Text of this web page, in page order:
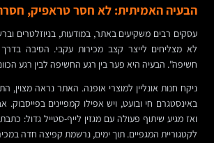
הבעיה האמיתית: לא חסר טראפיק,
עסקים רבים משקיעים באתר, במודעות, בניוזלטרים
לא מצליחים לייצר קצב מכירות עקבי. הסיבה
חשיפה". הבעיה היא פער בין רגע החשיפה לבין רגע
ניקח חנות אונליין למוצרי אופנה. האתר נראה מצוין,
באינסטגרם חי ובועט, ויש אפילו קמפיינים
ואז מגיע שיתוף פעולה עם מגזין לייף-סטייל גדול:
לקטגוריית המגפיים. תוך ימים, נרשמת קפיצה חדה